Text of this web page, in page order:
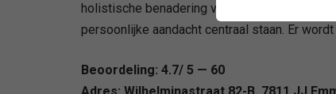
holistische benadering van persoonlijke
persoonlijke aandacht centraal staan. Er
Beoordeling: 4.7/ 5 — 60